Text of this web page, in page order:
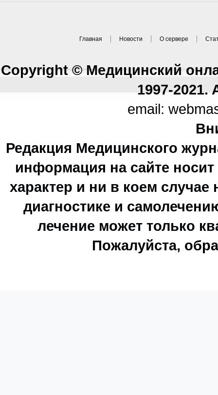
Главная Новости О сервере
Copyright © Медицинский
1997-2021.
email:
Редакция Медицинского
информация на сайте
характер и ни в коем
диагностике и
лечение может только
Пожалуйста,